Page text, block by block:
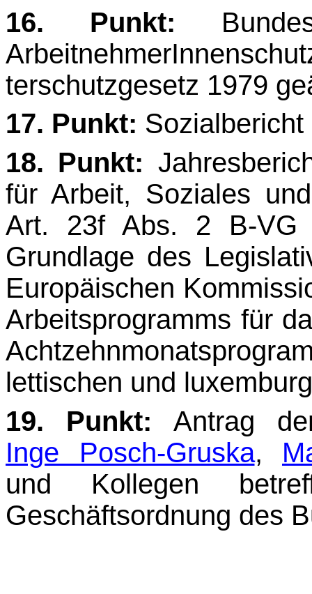
16. Punkt:
terschutzgesetz 1979
17. Punkt:
18. Punkt:
für Arbeit, Soziales
Art. 23f Abs. 2 B-
Grundlage des
Europäischen
Arbeitsprogramms für
lettischen und
19. Punkt: Antrag
Inge Posch-Gruska,
und Kollegen
Geschäftsordnung des